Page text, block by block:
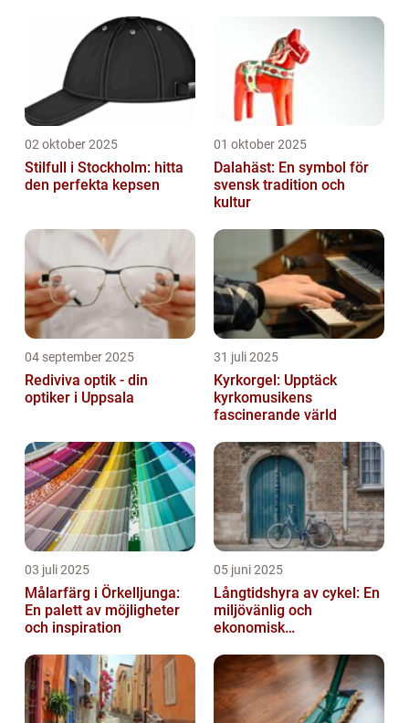
02 oktober 2025
Stilfull i Stockholm: hitta
den perfekta kepsen
01 oktober 2025
Dalahäst: En symbol för
svensk tradition och
kultur
04 september 2025
Rediviva optik - din
optiker i Uppsala
31 juli 2025
Kyrkorgel: Upptäck
kyrkomusikens
fascinerande värld
03 juli 2025
Målarfärg i Örkelljunga:
En palett av möjligheter
och inspiration
05 juni 2025
Långtidshyra av cykel: En
miljövänlig och
ekonomisk